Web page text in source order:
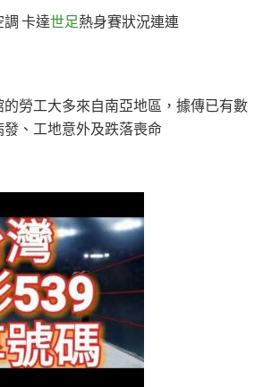
卡達世足熱身賽狀況連連
的勞工大多來自南亞地區，據傳已有數
、工地意外及跌落喪命